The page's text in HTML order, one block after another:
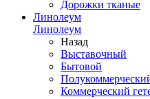
Дорожки тканые
Линолеум
Линолеум
Назад
Выставочный
Бытовой
Коммерческий